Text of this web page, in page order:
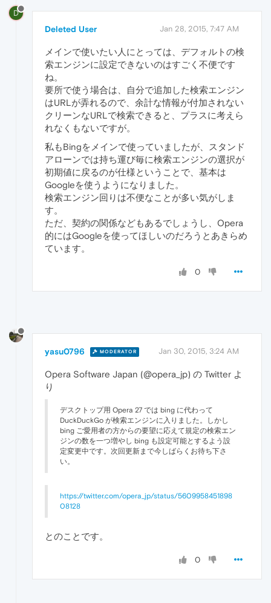
D
Deleted User Jan 28, 2015, 7:47 AM
メインで使いたい人にとっては、デフォルトの検
索エンジンに設定できないのはすごく不便です
ね。
要所で使う場合は、自分で追加した検索エンジン
はURLが弄れるので、余計な情報が付加されない
クリーンなURLで検索できると、プラスに考えら
れなくもないですが。
私もBingをメインで使っていましたが、スタンド
アローンでは持ち運び毎に検索エンジンの選択が
初期値に戻るのが仕様ということで、基本は
Googleを使うようになりました。
検索エンジン回りは不便なことが多い気がしま
す。
ただ、契約の関係などもあるでしょうし、Opera
的にはGoogleを使ってほしいのだろうとあきらめ
ています。
0
yasu0796 MODERATOR Jan 30, 2015, 3:24 AM
Opera Software Japan (@opera_jp) の Twitter よ
り
デスクトップ用 Opera 27 では bing に代わって
DuckDuckGo が検索エンジンに入りました。しかし
bing ご愛用者の方からの要望に応えて規定の検索エン
ジンの数を一つ増やし bing も設定可能とするよう設
定変更中です。次回更新まで今しばらくお待ち下さ
い。
https://twitter.com/opera_jp/status/5609958451898
08128
とのことです。
0